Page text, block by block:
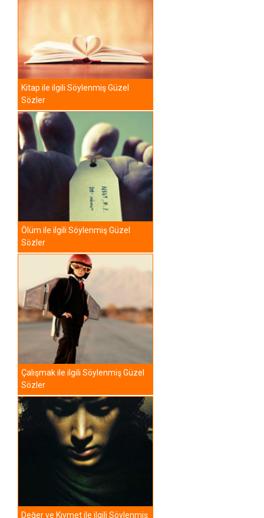
Kitap ile ilgili Söylenmiş Güzel
Sözler
Ölüm ile ilgili Söylenmiş Güzel
Sözler
Çalışmak ile ilgili Söylenmiş Güzel
Sözler
Değer ve Kıymet ile ilgili Söylenmiş